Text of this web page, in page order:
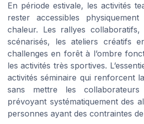
En période estivale, les activités
rester accessibles
chaleur. Les rallyes collaboratifs,
scénarisés, les ateliers créatifs
challenges en forêt à l’ombre
les activités très sportives.
activités séminaire qui renforcent
sans mettre les
prévoyant systématiquement des
personnes ayant des contraintes